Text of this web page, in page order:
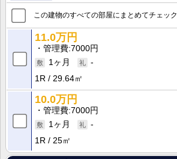
この建物のすべての部屋にまとめてチェック
11.0万円
管理費 7000円
1ヶ月
-
1R
29.64㎡
10.0万円
管理費 7000円
1ヶ月
-
1R
25㎡